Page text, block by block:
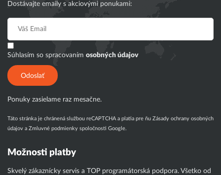
Dostávajte emaily s akciovými ponukami:
Súhlasím so spracovaním osobných údajov
Odoslať
Ponuky zasielame raz mesačne.
Táto stránka je chránená službou reCAPTCHA a platia pre ňu Zásady ochrany osobných
údajov a Zmluvné podmienky spoločnosti Google.
Možnosti platby
Skvelý zákaznícky servis a TOP programátorská podpora. Všetko od